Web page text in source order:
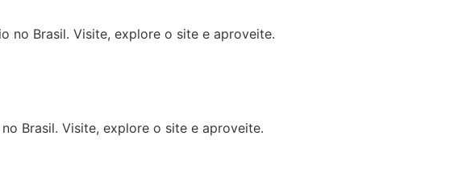
no Brasil. Visite, explore o site e aproveite.
Brasil. Visite, explore o site e aproveite.